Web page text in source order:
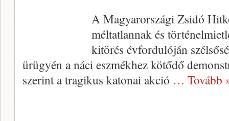
A Magyarországi Zsidó
méltatlannak és
kitörés évfordulóján
ürügyén a náci eszmékhez kötődő
szerint a tragikus katonai akció … Tovább